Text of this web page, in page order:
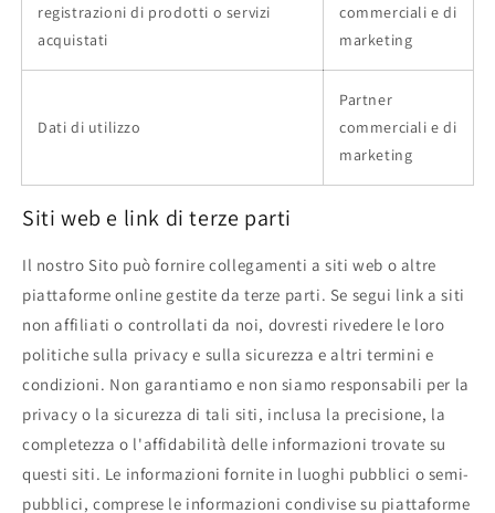
registrazioni di prodotti o servizi
acquistati
commerciali e di
marketing
Dati di utilizzo
Partner
commerciali e di
marketing
Siti web e link di terze parti
Il nostro Sito può fornire collegamenti a siti web o altre
piattaforme online gestite da terze parti. Se segui link a siti
non affiliati o controllati da noi, dovresti rivedere le loro
politiche sulla privacy e sulla sicurezza e altri termini e
condizioni. Non garantiamo e non siamo responsabili per la
privacy o la sicurezza di tali siti, inclusa la precisione, la
completezza o l'affidabilità delle informazioni trovate su
questi siti. Le informazioni fornite in luoghi pubblici o semi-
pubblici, comprese le informazioni condivise su piattaforme